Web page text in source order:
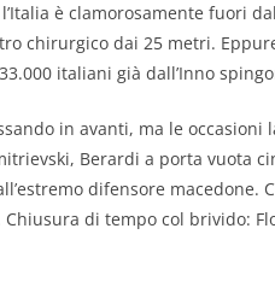
è clamorosamente fuori
chirurgico dai 25 metri.
italiani già dall’Inno
in avanti, ma le
Berardi a porta vuota
difensore
di tempo col brivido: